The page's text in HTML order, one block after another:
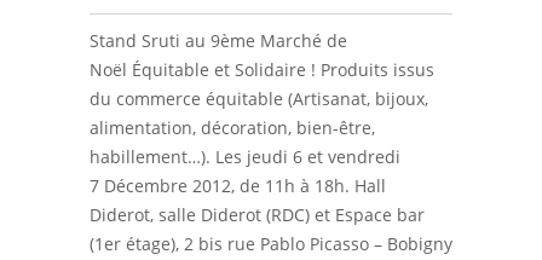
Stand Sruti au 9ème Marché de
Noël Équitable et Solidaire ! Produits issus
du commerce équitable (Artisanat, bijoux,
alimentation, décoration, bien-être,
habillement…). Les jeudi 6 et vendredi
7 Décembre 2012, de 11h à 18h. Hall
Diderot, salle Diderot (RDC) et Espace bar
(1er étage), 2 bis rue Pablo Picasso – Bobigny